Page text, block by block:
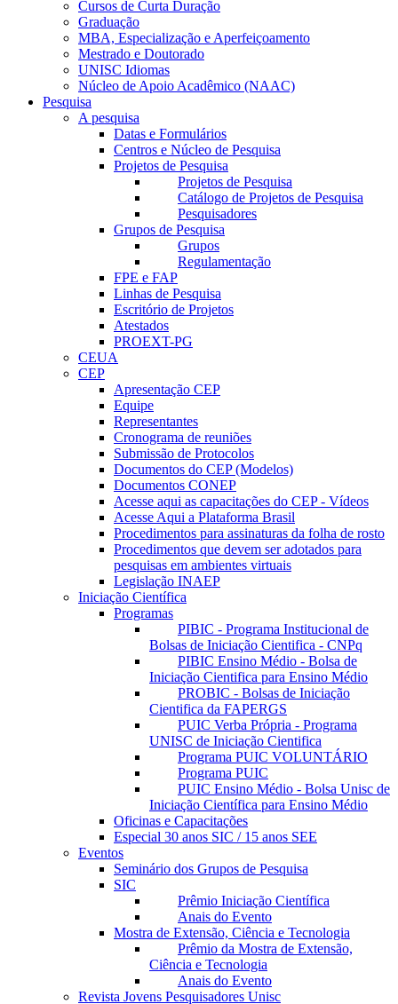
Cursos de Curta Duração
Graduação
MBA, Especialização e Aperfeiçoamento
Mestrado e Doutorado
UNISC Idiomas
Núcleo de Apoio Acadêmico (NAAC)
Pesquisa
A pesquisa
Datas e Formulários
Centros e Núcleo de Pesquisa
Projetos de Pesquisa
Projetos de Pesquisa
Catálogo de Projetos de Pesquisa
Pesquisadores
Grupos de Pesquisa
Grupos
Regulamentação
FPE e FAP
Linhas de Pesquisa
Escritório de Projetos
Atestados
PROEXT-PG
CEUA
CEP
Apresentação CEP
Equipe
Representantes
Cronograma de reuniões
Submissão de Protocolos
Documentos do CEP (Modelos)
Documentos CONEP
Acesse aqui as capacitações do CEP - Vídeos
Acesse Aqui a Plataforma Brasil
Procedimentos para assinaturas da folha de rosto
Procedimentos que devem ser adotados para
pesquisas em ambientes virtuais
Legislação INAEP
Iniciação Científica
Programas
PIBIC - Programa Institucional de
Bolsas de Iniciação Cientifica - CNPq
PIBIC Ensino Médio - Bolsa de
Iniciação Cientifica para Ensino Médio
PROBIC - Bolsas de Iniciação
Cientifica da FAPERGS
PUIC Verba Própria - Programa
UNISC de Iniciação Cientifica
Programa PUIC VOLUNTÁRIO
Programa PUIC
PUIC Ensino Médio - Bolsa Unisc de
Iniciação Científica para Ensino Médio
Oficinas e Capacitações
Especial 30 anos SIC / 15 anos SEE
Eventos
Seminário dos Grupos de Pesquisa
SIC
Prêmio Iniciação Científica
Anais do Evento
Mostra de Extensão, Ciência e Tecnologia
Prêmio da Mostra de Extensão,
Ciência e Tecnologia
Anais do Evento
Revista Jovens Pesquisadores Unisc